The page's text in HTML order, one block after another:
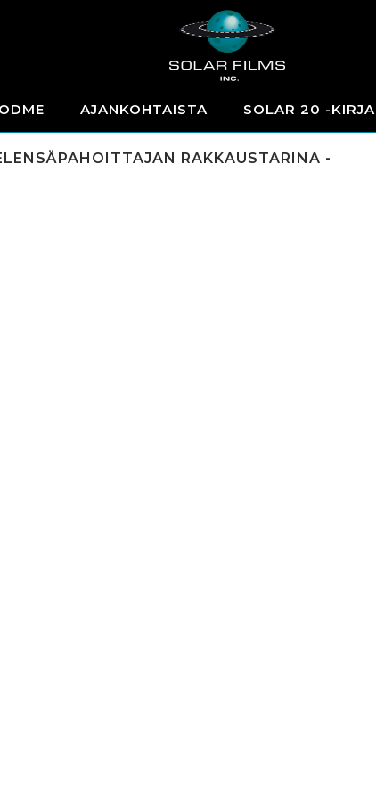
AJANKOHTAISTA SOLAR 20 -KIRJA
RAKKAUSTARINA -